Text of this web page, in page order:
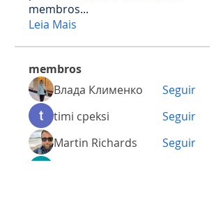
membros...
Leia Mais
membros
Влада Клименко
Seguir
timi cpeksi
Seguir
Martin Richards
Seguir